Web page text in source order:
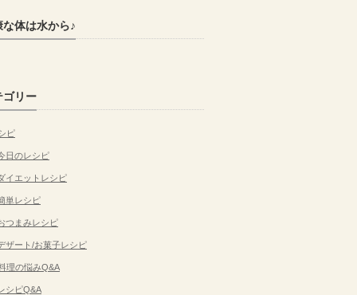
な体は水から♪
ゴリー
ピ
日のレシピ
イエットレシピ
単レシピ
つまみレシピ
ザート/お菓子レシピ
理の悩みQ&A
シピQ&A